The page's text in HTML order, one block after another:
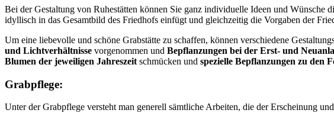
Bei der Gestaltung von Ruhestätten können Sie ganz individuelle Ideen und
idyllisch in das Gesamtbild des Friedhofs einfügt und gleichzeitig die Vorgaben der
Um eine liebevolle und schöne Grabstätte zu schaffen, können verschiedene
und Lichtverhältnisse vorgenommen und Bepflanzungen bei der Erst- und
Blumen der jeweiligen Jahreszeit schmücken und spezielle Bepflanzungen zu den
Grabpflege:
Unter der Grabpflege versteht man generell sämtliche Arbeiten, die der Erscheinung